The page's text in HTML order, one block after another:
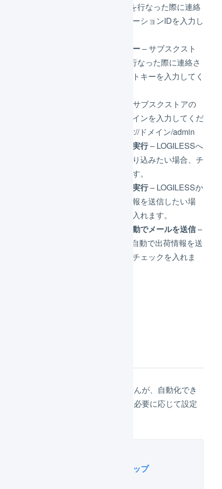
トアとAPI契約を行なった際に連絡
されたアプリケーションIDを入力し
シークレットキー– サブスクスト
アとAPI契約を行なった際に連絡さ
れたシークレットキーを入力してく
– サブスクストアの
管理画面のドメインを入力してくだ
さい。例：https://ドメイン/admin
受注取込を自動実行– LOGILESSへ
自動で受注を取り込みたい場合、チ
ェックを入れます。
出荷通知を自動実行– LOGILESSか
ら自動で出荷情報を送信したい場
合、チェックを入れます。
出荷通知時に自動でメールを送信–
LOGILESSから自動で出荷情報を送
信したい場合、チェックを入れま
設定が必須のものではありませんが、自動化でき
る便利な設定が複数あります。必要に応じて設定
このページに関連するステップ